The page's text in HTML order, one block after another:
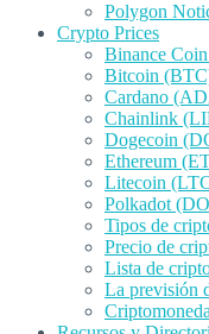
Polygon
Crypto Prices
Binance
Bitcoin
Cardano
Chainlink
Dogecoin
Ethereum
Litecoin
Polkadot
Tipos de
Precio de
Lista de
La previsión